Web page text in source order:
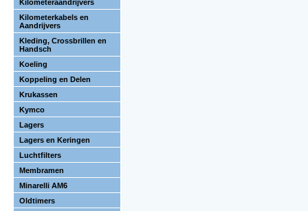
Kilometeraandrijvers
Kilometerkabels en
Aandrijvers
Kleding, Crossbrillen en
Handsch
Koeling
Koppeling en Delen
Krukassen
Kymco
Lagers
Lagers en Keringen
Luchtfilters
Membramen
Minarelli AM6
Oldtimers